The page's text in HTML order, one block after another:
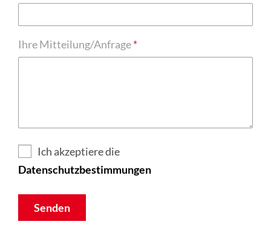
Ihre Mitteilung/Anfrage
Ich akzeptiere die
Datenschutzbestimmungen
Senden